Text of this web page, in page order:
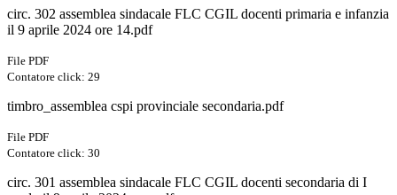
circ. 302 assemblea sindacale FLC CGIL docenti primaria e infanzia
il 9 aprile 2024 ore 14.pdf
File PDF
Contatore click: 29
timbro_assemblea cspi provinciale secondaria.pdf
File PDF
Contatore click: 30
circ. 301 assemblea sindacale FLC CGIL docenti secondaria di I